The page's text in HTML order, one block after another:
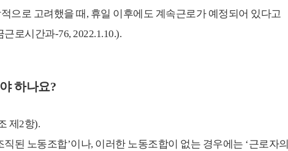
으로 고려했을 때, 휴일 이후에도 계속근로가 예정되어 있다고
로시간과-76, 2022.1.10.).
하나요?
제2항).
된 노동조합’이나, 이러한 노동조합이 없는 경우에는 ‘근로자의